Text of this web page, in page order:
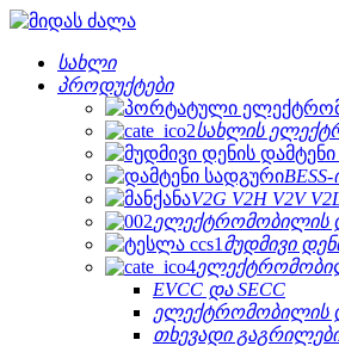
სახლი
პროდუქტები
სახლის
V2G V2H V2V
ელექტრომობილის
მუდმივი
EVCC და SECC
ელექტრომობილის
თხევადი